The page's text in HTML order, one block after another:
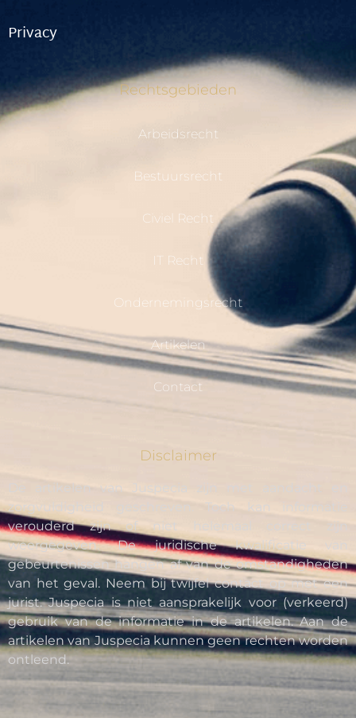
Privacy
Rechtsgebieden
Arbeidsrecht
Bestuursrecht
Civiel Recht
IT Recht
Ondernemingsrecht
Artikelen
Contact
Disclaimer
De artikelen van Juspecia zijn met aandacht en
zorgvuldigheid geschreven. Toch kan informatie
verouderd zijn of niet helemaal correct zijn
weergegeven. De juridische kwalificatie van
gebeurtenissen hangen af van de omstandigheden
van het geval. Neem bij twijfel contact op met een
jurist. Juspecia is niet aansprakelijk voor (verkeerd)
gebruik van de informatie in de artikelen. Aan de
artikelen van Juspecia kunnen geen rechten worden
ontleend.